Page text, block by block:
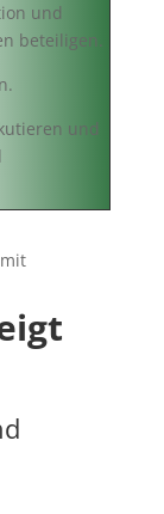
und
beteiligen.
und